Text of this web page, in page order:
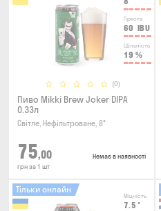
Гіркота
60 IBU
Щільність
19 %
(0)
Пиво Mikki Brew Joker DIPA
0.33л
Світле, Нефільтроване, 8°
75,00
грн за 1 шт
Немає в наявності
Міцність
7.5 °
Тільки онлайн